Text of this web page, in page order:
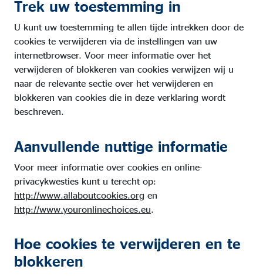
Trek uw toestemming in
U kunt uw toestemming te allen tijde intrekken door de
cookies te verwijderen via de instellingen van uw
internetbrowser. Voor meer informatie over het
verwijderen of blokkeren van cookies verwijzen wij u
naar de relevante sectie over het verwijderen en
blokkeren van cookies die in deze verklaring wordt
beschreven.
Aanvullende nuttige informatie
Voor meer informatie over cookies en online-
privacykwesties kunt u terecht op:
http://www.allaboutcookies.org en
http://www.youronlinechoices.eu.
Hoe cookies te verwijderen en te
blokkeren